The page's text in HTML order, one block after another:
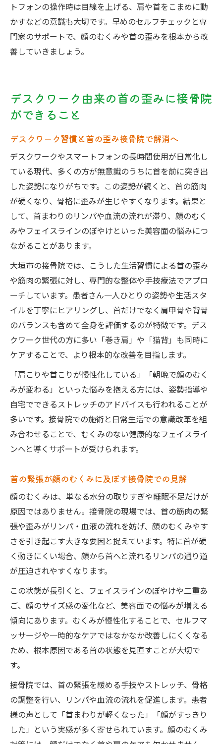
トフォンの操作時は目線を上げる、肩や首をこまめに動
かすなどの意識も大切です。早めのセルフチェックと専
門家のサポートで、顔のむくみや首の歪みを根本から改
善していきましょう。
デスクワーク由来の首の歪みに接骨院
ができること
デスクワーク習慣と首の歪み接骨院で解消へ
デスクワークやスマートフォンの長時間使用が日常化し
ている現代、多くの方が無意識のうちに首を前に突き出
した姿勢になりがちです。この姿勢が続くと、首の筋肉
が硬くなり、骨格に歪みが生じやすくなります。結果と
して、首まわりのリンパや血流の流れが滞り、顔のむく
みやフェイスラインのぼやけといった美容面の悩みにつ
ながることがあります。
大垣市の接骨院では、こうした生活習慣による首の歪み
や筋肉の緊張に対し、専門的な整体や手技療法でアプロ
ーチしています。患者さん一人ひとりの姿勢や生活スタ
イルを丁寧にヒアリングし、首だけでなく肩甲骨や背骨
のバランスも含めて全身を評価するのが特徴です。デス
クワーク世代の方に多い「巻き肩」や「猫背」も同時に
ケアすることで、より根本的な改善を目指します。
「肩こりや首こりが慢性化している」「朝晩で顔のむく
みが変わる」といった悩みを抱える方には、姿勢指導や
自宅でできるストレッチのアドバイスも行われることが
多いです。接骨院での施術と日常生活での意識改革を組
み合わせることで、むくみのない健康的なフェイスライ
ンへと導くサポートが受けられます。
首の緊張が顔のむくみに及ぼす接骨院での見解
顔のむくみは、単なる水分の取りすぎや睡眠不足だけが
原因ではありません。接骨院の現場では、首の筋肉の緊
張や歪みがリンパ・血液の流れを妨げ、顔のむくみやす
さを引き起こす大きな要因と捉えています。特に首が硬
く動きにくい場合、顔から首へと流れるリンパの通り道
が圧迫されやすくなります。
この状態が長引くと、フェイスラインのぼやけや二重あ
ご、顔のサイズ感の変化など、美容面での悩みが増える
傾向にあります。むくみが慢性化することで、セルフマ
ッサージや一時的なケアではなかなか改善しにくくなる
ため、根本原因である首の状態を見直すことが大切で
す。
接骨院では、首の緊張を緩める手技やストレッチ、骨格
の調整を行い、リンパや血流の流れを促進します。患者
様の声として「首まわりが軽くなった」「顔がすっきり
した」という実感が多く寄せられています。顔のむくみ